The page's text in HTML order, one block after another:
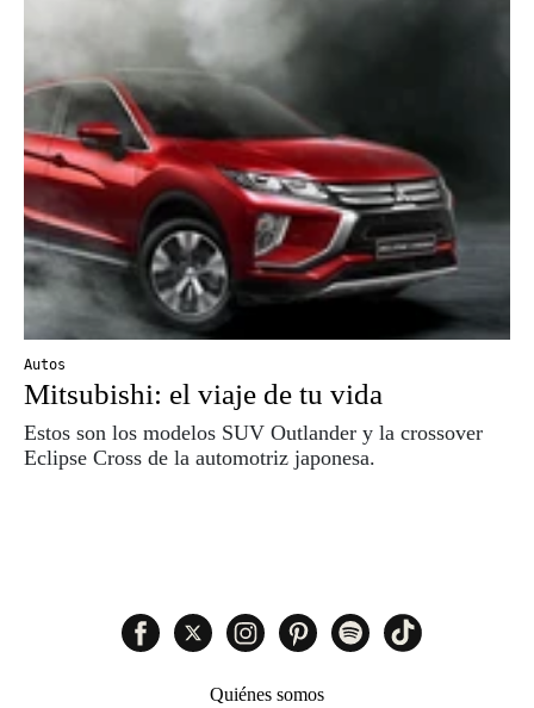
Autos
Mitsubishi: el viaje de tu vida
Estos son los modelos SUV Outlander y la crossover
Eclipse Cross de la automotriz japonesa.
Quiénes somos